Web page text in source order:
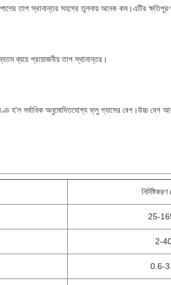
তাপ স্থানান্তর সহগের তুলনায় অনেক কম।এটির
ব্যয়ে প্রয়োজনীয় তাপ স্থানান্তর।
হ'ল সর্বাধিক অনুমোদিতযোগ্য ফ্লু গ্যাসের বেগ।উচ্চ বেগ
25-
2-
0.6-